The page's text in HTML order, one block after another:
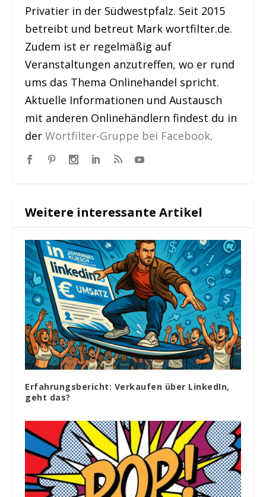
Privatier in der Südwestpfalz. Seit 2015
betreibt und betreut Mark wortfilter.de.
Zudem ist er regelmäßig auf
Veranstaltungen anzutreffen, wo er rund
ums das Thema Onlinehandel spricht.
Aktuelle Informationen und Austausch
mit anderen Onlinehändlern findest du in
derWortfilter-Gruppe bei Facebook.
Weitere interessante Artikel
Erfahrungsbericht: Verkaufen über LinkedIn,
geht das?